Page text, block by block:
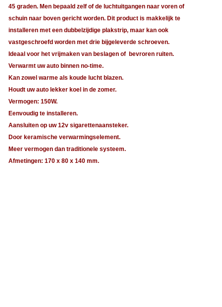
45 graden. Men bepaald zelf of de luchtuitgangen naar voren of
schuin naar boven gericht worden. Dit product is makkelijk te
installeren met een dubbelzijdige plakstrip, maar kan ook
vastgeschroefd worden met drie bijgeleverde schroeven.
Ideaal voor het vrijmaken van beslagen of bevroren ruiten.
Verwarmt uw auto binnen no-time.
Kan zowel warme als koude lucht blazen.
Houdt uw auto lekker koel in de zomer.
Vermogen: 150W.
Eenvoudig te installeren.
Aansluiten op uw 12v sigarettenaansteker.
Door keramische verwarmingselement.
Meer vermogen dan traditionele systeem.
Afmetingen: 170 x 80 x 140 mm.